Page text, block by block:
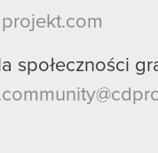
społeczności